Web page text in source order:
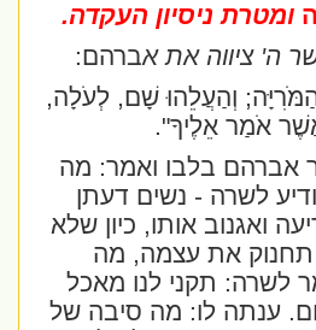
ניסיון העקדה.
ציווה את אברהם:
וְהַעֲלֵהוּ שָׁם, לְעֹלָה,
אֹמַר אֵלֶיךָ".
בלבו ואמר: מה
לשרה - נשים דעתן
ואגנוב אותו, כיון שלא
את עצמה, מה
תקני לנו מאכל
ענתה לו: מה סיבה של